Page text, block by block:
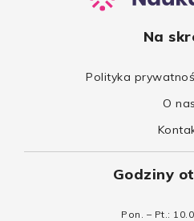
Na
Polityka
O nas
Godziny
Pon. – Pt.: